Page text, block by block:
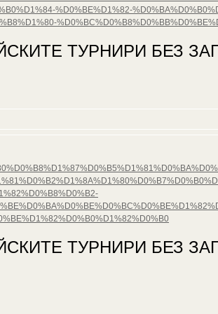
%D0%BE%D1%82-
ТУРНИРИ БЕЗ
ТУРНИРИ БЕЗ